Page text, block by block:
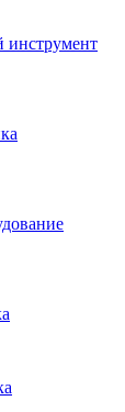
инструмент